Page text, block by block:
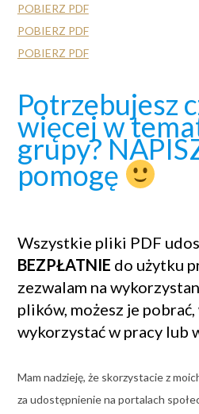
POBIERZ PDF
POBIERZ PDF
POBIERZ PDF
Potrzebujesz
więcej w
grupy?
pomogę
Wszystkie pliki PDF
BEZPŁATNIE do użytku
zezwalam na
plików, możesz je
wykorzystać w pracy lub
Mam nadzieję, że skorzystacie z
za udostępnienie na portalach